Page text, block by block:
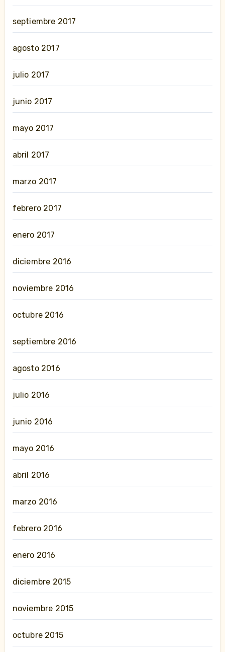
septiembre 2017
agosto 2017
julio 2017
junio 2017
mayo 2017
abril 2017
marzo 2017
febrero 2017
enero 2017
diciembre 2016
noviembre 2016
octubre 2016
septiembre 2016
agosto 2016
julio 2016
junio 2016
mayo 2016
abril 2016
marzo 2016
febrero 2016
enero 2016
diciembre 2015
noviembre 2015
octubre 2015